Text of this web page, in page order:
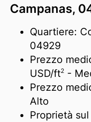
Campanas,
Quartiere:
04929
Prezzo
USD/ft2 -
Prezzo
Alto
Proprietà